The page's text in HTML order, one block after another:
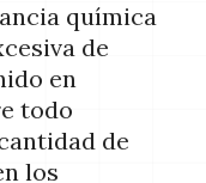
química
de
en
todo
de
los